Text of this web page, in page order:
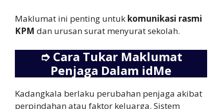
Maklumat ini penting untuk komunikasi rasmi
KPM dan urusan surat menyurat sekolah.
➮ Cara Tukar Maklumat
Penjaga Dalam idMe
Kadangkala berlaku perubahan penjaga akibat
perpindahan atau faktor keluarga. Sistem